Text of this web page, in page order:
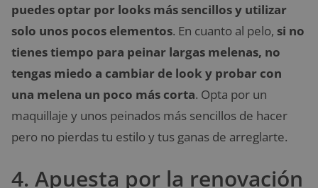
puedes optar por looks más sencillos y utilizar
solo unos pocos elementos. En cuanto al pelo, si no
tienes tiempo para peinar largas melenas, no
tengas miedo a cambiar de look y probar con
una melena un poco más corta. Opta por un
maquillaje y unos peinados más sencillos de hacer
pero no pierdas tu estilo y tus ganas de arreglarte.
4. Apuesta por la renovación